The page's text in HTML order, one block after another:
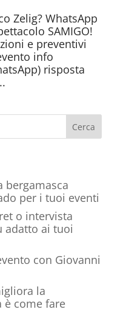
Zelig? WhatsApp
SAMIGO!
e preventivi
info
risposta
Cerca
bergamasca
per i tuoi eventi
o intervista
adatto ai tuoi
con Giovanni
la
è come fare